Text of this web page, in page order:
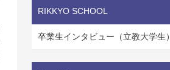
RIKKYO SCHOOL
卒業生インタビュー（立教大学生）